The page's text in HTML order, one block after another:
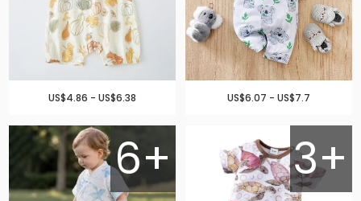
US$4.86 - US$6.38 US$6.07 - US$7.7
6+ 3+